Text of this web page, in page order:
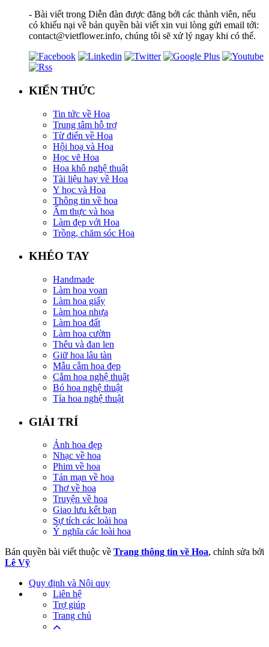
- Bài viết trong Diễn đàn được đăng bởi các thành viên, nếu
có khiếu nại về bản quyền bài viết xin vui lòng gửi email tới:
contact@vietflower.info, chúng tôi sẽ xử lý ngay khi có thể.
KIẾN THỨC
Tin tức về Hoa
Trung tâm hỗ trợ
Từ điển về Hoa
Hội hoạ và Hoa
Học vẽ Hoa
Hoa khô nghệ thuật
Tài liệu hay về Hoa
Y học và Hoa
Thông tin về hoa
Ẩm thực và hoa
Làm đẹp với Hoa
Trồng, chăm sóc Hoa
KHÉO TAY
Handmade
Làm hoa voan
Làm hoa giấy
Làm hoa nhựa
Làm hoa đất
Làm hoa cườm
Thêu và đan len
Giữ hoa lâu tàn
Mẫu cắm hoa đẹp
Cắm hoa nghệ thuật
Bó hoa nghệ thuật
Tỉa hoa nghệ thuật
GIẢI TRÍ
Ảnh hoa đẹp
Nhạc về hoa
Phim về hoa
Tản mạn về hoa
Thơ về hoa
Truyện về hoa
Giao lưu kết bạn
Sự tích các loài hoa
Ý nghĩa các loài hoa
Bản quyền bài viết thuộc về Trang thông tin về Hoa, chỉnh sửa bởi
Lê Vỹ
Quy định và Nội quy
Liên hệ
Trợ giúp
Trang chủ